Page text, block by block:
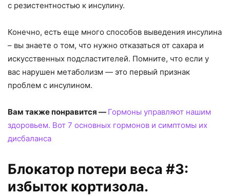
с резистентностью к инсулину.
Конечно, есть еще много способов выведения инсулина
– вы знаете о том, что нужно отказаться от сахара и
искусственных подсластителей. Помните, что если у
вас нарушен метаболизм — это первый признак
проблем с инсулином.
Вам также понравится — Гормоны управляют нашим
здоровьем. Вот 7 основных гормонов и симптомы их
дисбаланса
Блокатор потери веса #3:
избыток кортизола.